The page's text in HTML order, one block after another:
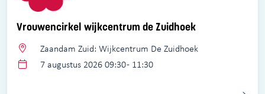
Vrouwencirkel wijkcentrum de Zuidhoek
Zaandam Zuid: Wijkcentrum De Zuidhoek
7 augustus 2026 09:30 - 11:30